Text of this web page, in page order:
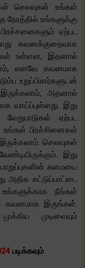
செலவுகள் உங்கள்
நேரத்தில் உங்களுக்கு
ஏற்பட
கவனக்குறைவாக
உள்ளன, இதனால்
எனவே கவனமாக
உறுப்பினர்களுடன்
அதனால்
வாய்ப்புள்ளது. இது
ஏற்பட
உங்கள் பிரச்சினைகள்
செலவுகள்
இது
சுமையை
அதிக கட்டுப்பாட்டை
நீங்கள்
கவனமாக இருங்கள்.
முடிவையும்
படிக்கவும்